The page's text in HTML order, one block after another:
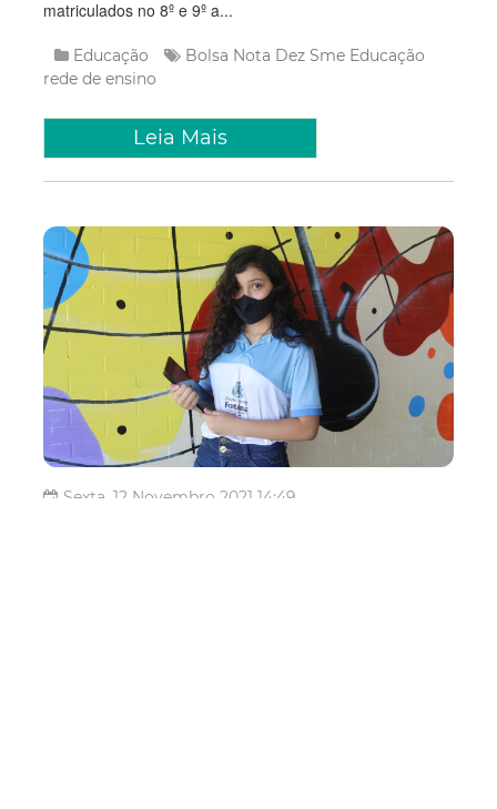
matriculados no 8º e 9º a...
Educação Bolsa Nota Dez Sme Educação
rede de ensino
Leia Mais
Sexta, 12 Novembro 2021 14:49